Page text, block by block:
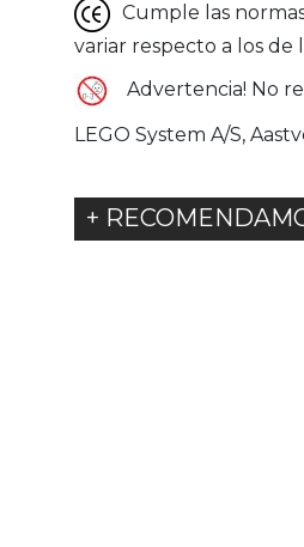
Cumple las
variar respecto a los de
Advertencia! No
LEGO System A/S,
+